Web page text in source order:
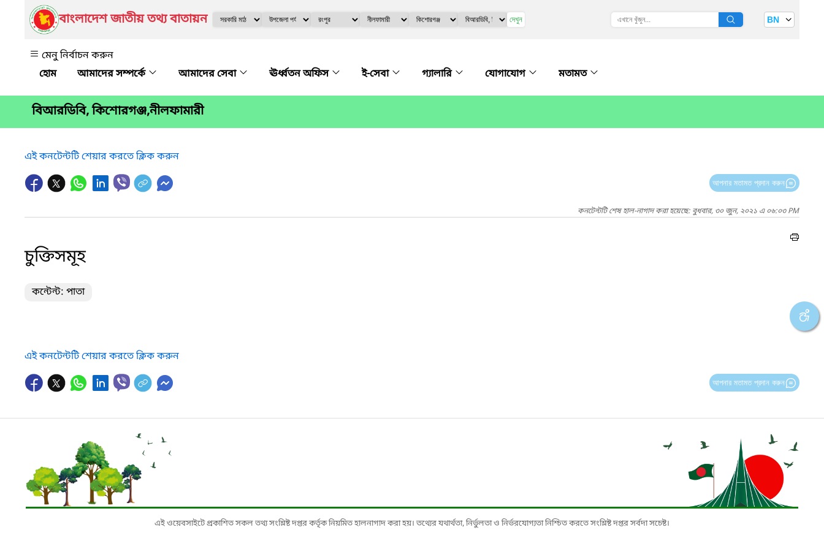
বাংলাদেশ জাতীয় তথ্য বাতায়ন দেখুন BN
মেনু নির্বাচন করুন
আমাদের সম্পর্কে
আমাদের সেবা ঊর্ধ্বতন অফিস ই-সেবা গ্যালারি যোগাযোগ মতামত
বিআরডিবি, কিশোরগঞ্জ,নীলফামারী
এই কনটেন্টটি শেয়ার করতে ক্লিক করুন
আপনার মতামত প্রদান করুন
কনটেন্টটি শেষ হাল-নাগাদ করা হয়েছে: বুধবার, ৩০ জুন, ২০২১ এ ০৬:০৩ PM
চুক্তিসমূহ
কন্টেন্ট: পাতা
এই কনটেন্টটি শেয়ার করতে ক্লিক করুন
আপনার মতামত প্রদান করুন
এই ওয়েবসাইটে প্রকাশিত সকল তথ্য সংশ্লিষ্ট দপ্তর কর্তৃক নিয়মিত হালনাগাদ করা হয়। তথ্যের যথার্থতা, নির্ভুলতা ও নির্ভরযোগ্যতা নিশ্চিত করতে সংশ্লিষ্ট দপ্তর সর্বদা সচেষ্ট।